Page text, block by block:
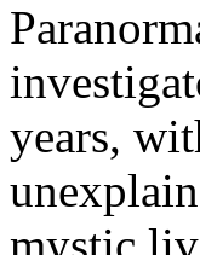
years,